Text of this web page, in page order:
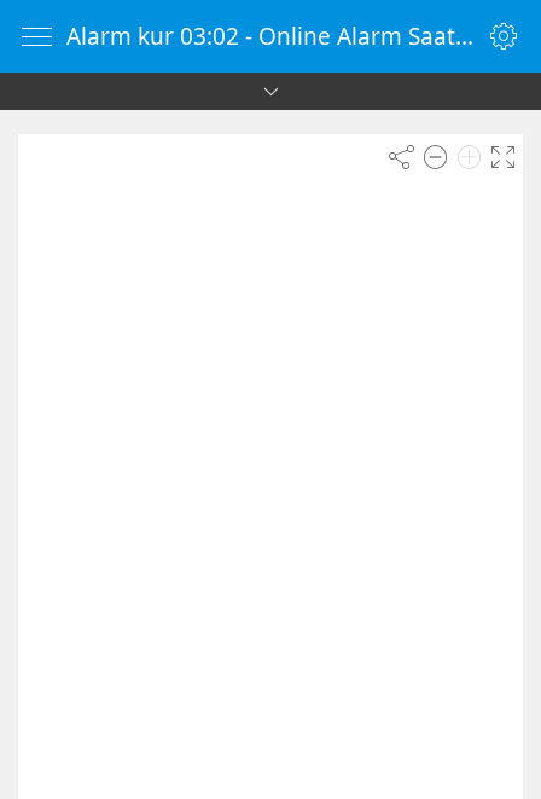
Alarm kur 03:02 - Online Alarm Saati - Alarm Kur